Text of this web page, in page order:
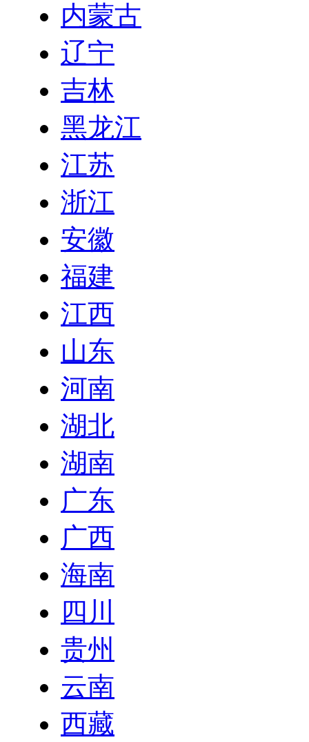
内蒙古
辽宁
吉林
黑龙江
江苏
浙江
安徽
福建
江西
山东
河南
湖北
湖南
广东
广西
海南
四川
贵州
云南
西藏